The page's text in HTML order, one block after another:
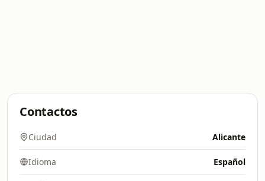
Contactos
Ciudad Alicante
Idioma Español